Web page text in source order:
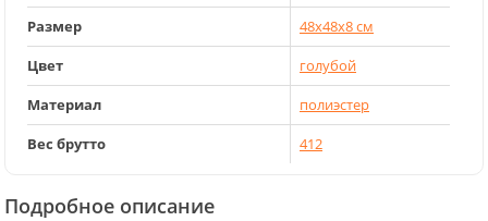
Размер
48x48x8 см
Цвет
голубой
Материал
полиэстер
Вес брутто
412
Подробное описание